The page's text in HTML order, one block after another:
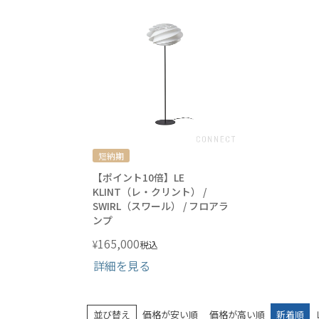
短納期
【ポイント10倍】LE
KLINT（レ・クリント） /
SWIRL（スワール） / フロアラ
ンプ
¥165,000税込
詳細を見る
並び替え 価格が安い順 価格が高い順 新着順